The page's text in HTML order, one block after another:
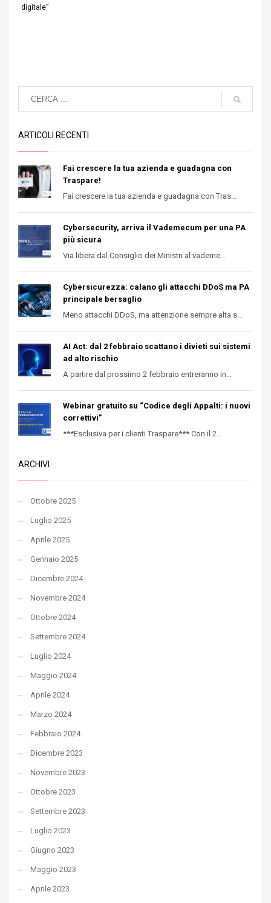
digitale”
ARTICOLI RECENTI
Fai crescere la tua azienda e guadagna con
Traspare!
Fai crescere la tua azienda e guadagna con Tras...
Cybersecurity, arriva il Vademecum per una PA
più sicura
Via libera dal Consiglio dei Ministri al vademe...
Cybersicurezza: calano gli attacchi DDoS ma PA
principale bersaglio
Meno attacchi DDoS, ma attenzione sempre alta s...
AI Act: dal 2 febbraio scattano i divieti sui sistemi
ad alto rischio
A partire dal prossimo 2 febbraio entreranno in...
Webinar gratuito su “Codice degli Appalti: i nuovi
correttivi”
***Esclusiva per i clienti Traspare*** Con il 2...
ARCHIVI
Ottobre 2025
Luglio 2025
Aprile 2025
Gennaio 2025
Dicembre 2024
Novembre 2024
Ottobre 2024
Settembre 2024
Luglio 2024
Maggio 2024
Aprile 2024
Marzo 2024
Febbraio 2024
Dicembre 2023
Novembre 2023
Ottobre 2023
Settembre 2023
Luglio 2023
Giugno 2023
Maggio 2023
Aprile 2023